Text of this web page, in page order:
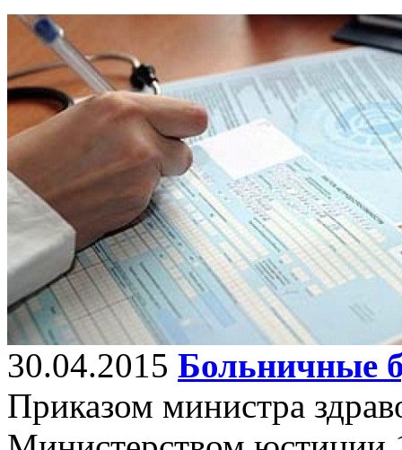
30.04.2015 Больничные
Приказом министра